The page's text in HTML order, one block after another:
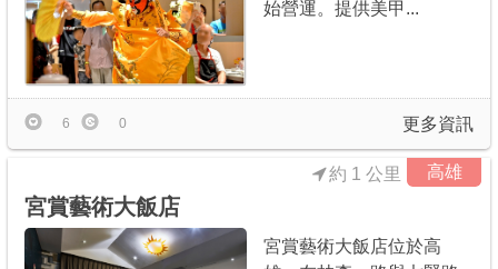
始營運。提供美甲...
更多資訊
6 0
高雄
宮賞藝術大飯店
約 1 公里
宮賞藝術大飯店位於高